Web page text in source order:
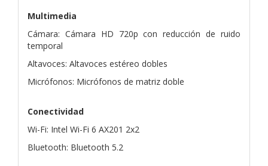
Multimedia
Cámara: Cámara HD 720p con reducción de ruido
temporal
Altavoces: Altavoces estéreo dobles
Micrófonos: Micrófonos de matriz doble
Conectividad
Wi-Fi: Intel Wi-Fi 6 AX201 2x2
Bluetooth: Bluetooth 5.2